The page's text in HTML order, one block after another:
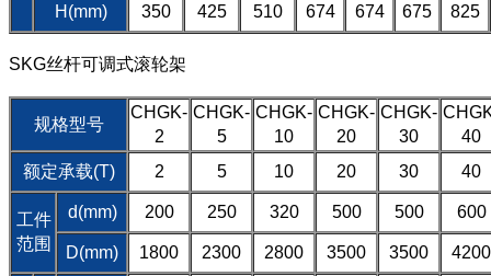
H(mm) 350 425 510 674 674 675 825
SKG丝杆可调式滚轮架
规格型号
CHGK-
2
CHGK-
5
CHGK-
10
CHGK-
20
CHGK-
30
40
额定承载(T)
2 5 10 20 30 40
工件
范围
d(mm) 200 250 320 500 500 600
D(mm) 1800 2300 2800 3500 3500
4200